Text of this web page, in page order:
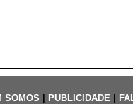
SOMOS PUBLICIDADE|